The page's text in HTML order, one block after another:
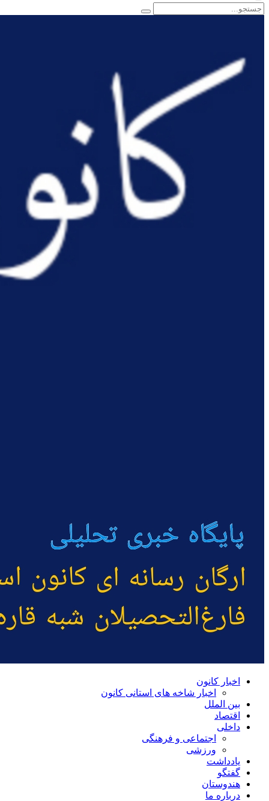
اخبار کانون
اخبار شاخه های استانی کانون
بین الملل
اقتصاد
داخلی
اجتماعی و فرهنگی
ورزشی
یادداشت
گفتگو
هندوستان
درباره ما